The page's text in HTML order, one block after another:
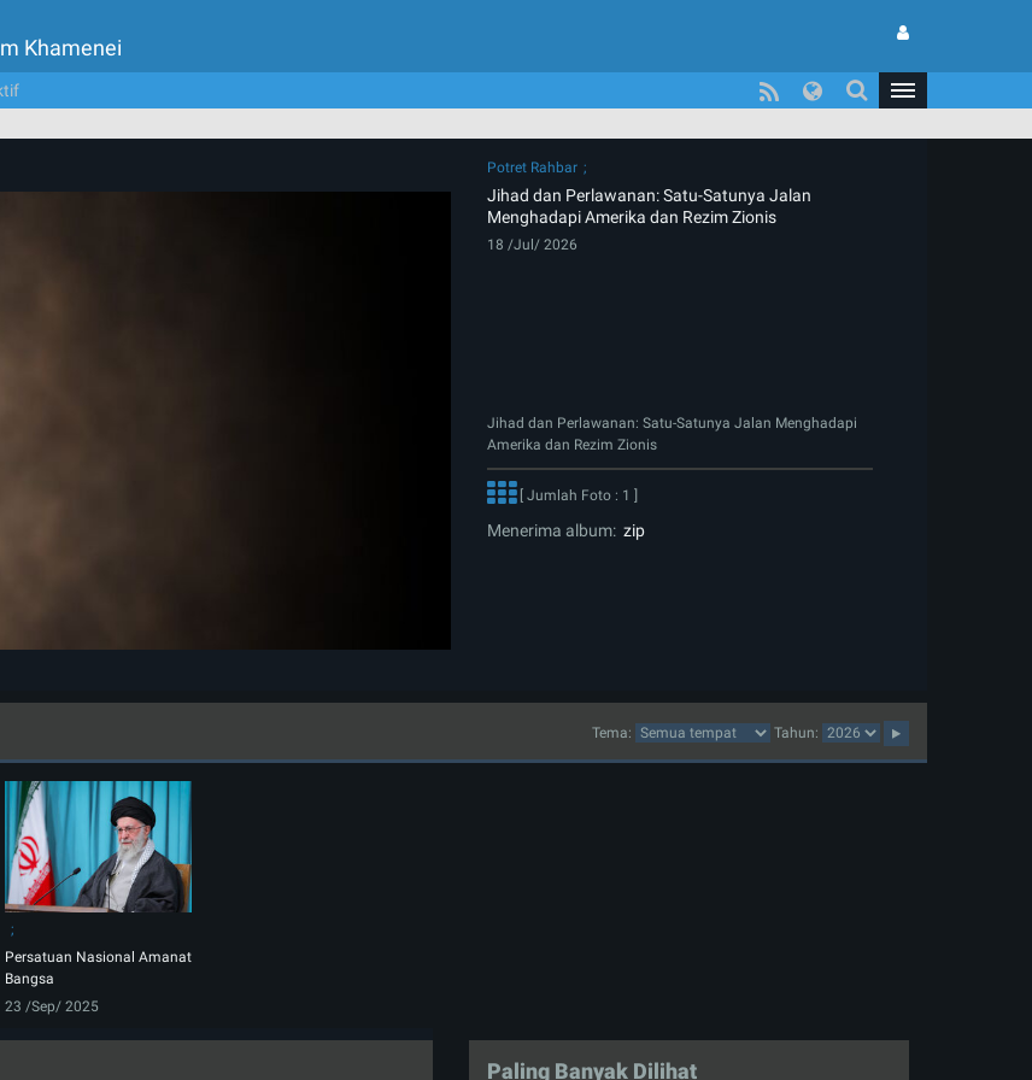
Khamenei
Potret Rahbar
Jihad dan Perlawanan: Satu-Satunya Jalan
Menghadapi Amerika dan Rezim Zionis
18 /Jul/ 2026
Jihad dan Perlawanan: Satu-Satunya Jalan Menghadapi
Amerika dan Rezim Zionis
[ Jumlah Foto : 1 ]
Menerima album: zip
Tema: Tahun:
Persatuan Nasional Amanat
Bangsa
23 /Sep/ 2025
Paling Banyak Dilihat